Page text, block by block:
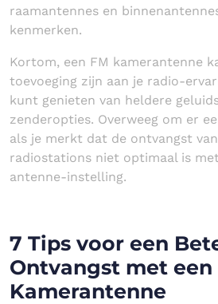
raamantennes en
kenmerken.
Kortom, een FM kamerantenne
toevoeging zijn aan je radio-
kunt genieten van heldere
zenderopties. Overweeg om er
als je merkt dat de ontvangst
radiostations niet optimaal is
antenne-instelling.
7 Tips voor een
Ontvangst met een
Kamerantenne